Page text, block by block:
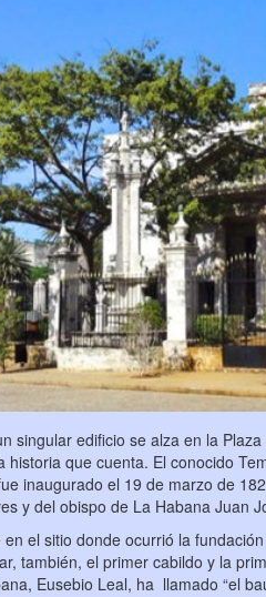
singular edificio se alza en la
historia que cuenta. El conocido
inaugurado el 19 de marzo de
y del obispo de La Habana Juan
el sitio donde ocurrió la
también, el primer cabildo y la
Eusebio Leal, ha llamado “el